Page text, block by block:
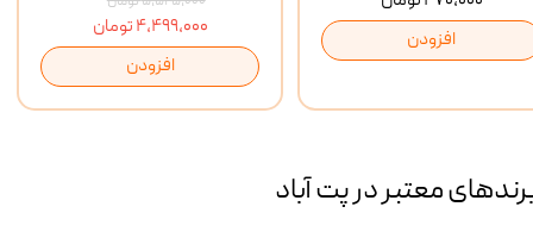
۴,۴۹۹,۰۰۰ تومان
افزودن
افزودن
معتبر در پت آباد